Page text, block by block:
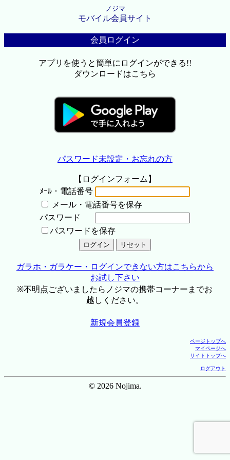
ノジマ
モバイル会員サイト
会員ログイン
アプリを使うと簡単にログインができる!!
ダウンロードはこちら
パスワード未設定・お忘れの方
【ログインフォーム】
ﾒｰﾙ・電話番号
メール・電話番号を保存
パスワード
パスワードを保存
ガラホ・ガラケー・ログインできない方はこちらから
お試し下さい
※不明点ございましたらノジマの携帯コーナーまでお
越しください。
新規会員登録
ページトップへ
マイページへ
サイトトップへ
ログアウト
© 2026 Nojima.